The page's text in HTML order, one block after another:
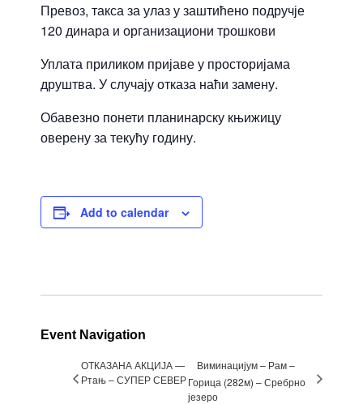
Превоз, такса за улаз у заштићено подручје
120 динара и организациони трошкови
Уплата приликом пријаве у просторијама
друштва. У случају отказа наћи замену.
Обавезно понети планинарску књижицу
оверену за текућу годину.
Add to calendar
Event Navigation
ОТКАЗАНА АКЦИЈА —
Ртањ – СУПЕР СЕВЕР
Виминацијум – Рам –
Горица (282м) – Сребрно
језеро